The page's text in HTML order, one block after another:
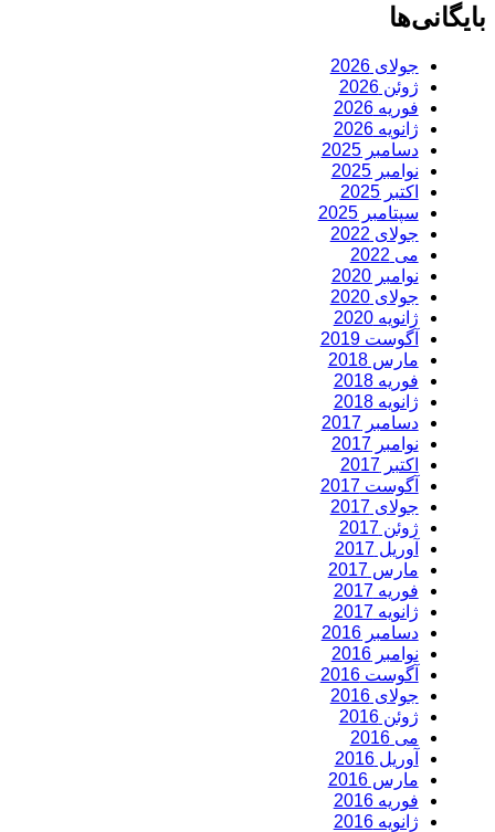
بایگانی‌ها
جولای 2026
ژوئن 2026
فوریه 2026
ژانویه 2026
دسامبر 2025
نوامبر 2025
اکتبر 2025
سپتامبر 2025
جولای 2022
می 2022
نوامبر 2020
جولای 2020
ژانویه 2020
آگوست 2019
مارس 2018
فوریه 2018
ژانویه 2018
دسامبر 2017
نوامبر 2017
اکتبر 2017
آگوست 2017
جولای 2017
ژوئن 2017
آوریل 2017
مارس 2017
فوریه 2017
ژانویه 2017
دسامبر 2016
نوامبر 2016
آگوست 2016
جولای 2016
ژوئن 2016
می 2016
آوریل 2016
مارس 2016
فوریه 2016
ژانویه 2016